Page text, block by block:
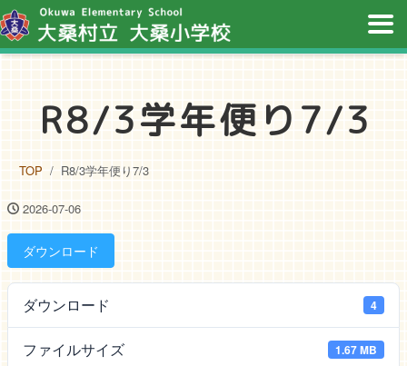
R8/3学年便り7/3
TOP R8/3学年便り7/3
2026-07-06
ダウンロード
ダウンロード 4
ファイルサイズ 1.67 MB